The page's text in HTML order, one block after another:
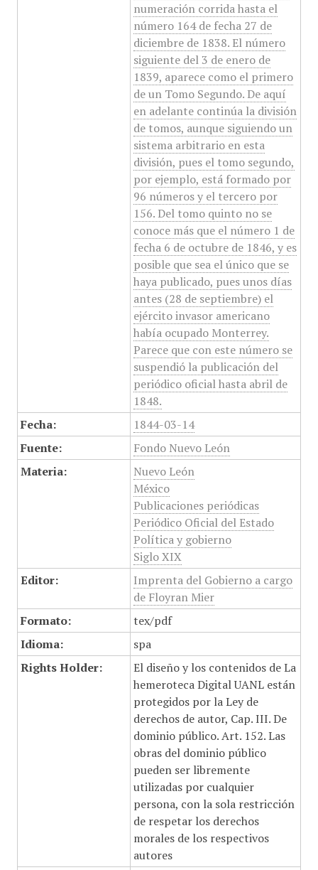
numeración corrida hasta el
número 164 de fecha 27 de
diciembre de 1838. El número
siguiente del 3 de enero de
1839, aparece como el primero
de un Tomo Segundo. De aquí
en adelante continúa la división
de tomos, aunque siguiendo un
sistema arbitrario en esta
división, pues el tomo segundo,
por ejemplo, está formado por
96 números y el tercero por
156. Del tomo quinto no se
conoce más que el número 1 de
fecha 6 de octubre de 1846, y es
posible que sea el único que se
haya publicado, pues unos días
antes (28 de septiembre) el
ejército invasor americano
había ocupado Monterrey.
Parece que con este número se
suspendió la publicación del
periódico oficial hasta abril de
1848.
Fecha:
1844-03-14
Fuente:
Fondo Nuevo León
Materia:
Nuevo León
México
Publicaciones periódicas
Periódico Oficial del Estado
Política y gobierno
Siglo XIX
Editor:
Imprenta del Gobierno a cargo
de Floyran Mier
Formato:
tex/pdf
Idioma:
spa
Rights Holder:
El diseño y los contenidos de La
hemeroteca Digital UANL están
protegidos por la Ley de
derechos de autor, Cap. III. De
dominio público. Art. 152. Las
obras del dominio público
pueden ser libremente
utilizadas por cualquier
persona, con la sola restricción
de respetar los derechos
morales de los respectivos
autores